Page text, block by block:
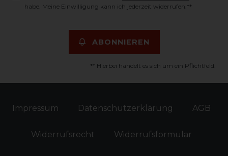
habe. Meine Einwilligung kann ich jederzeit widerrufen.**
ABONNIEREN
** Hierbei handelt es sich um ein Pflichtfeld.
Impressum Daten­schutz­erklärung AGB
Widerrufs­recht Widerrufs­formular